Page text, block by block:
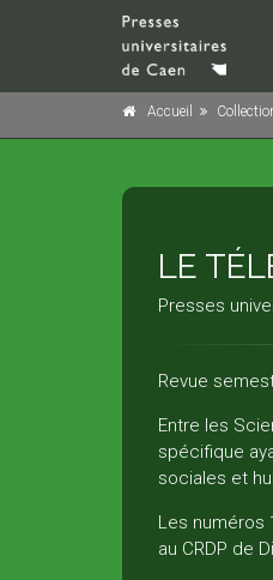
Accueil
LE
Presses
Revue
Entre les
spécifique
sociales et
Les numéros
au CRDP de